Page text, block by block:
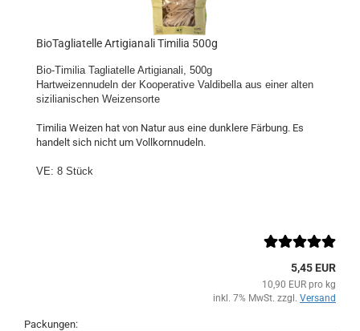
BioTagliatelle Artigianali Timilia 500g
Bio-Timilia Tagliatelle Artigianali, 500g
Hartweizennudeln der Kooperative Valdibella aus einer alten
sizilianischen Weizensorte
Timilia Weizen hat von Natur aus eine dunklere Färbung. Es
handelt sich nicht um Vollkornnudeln.
VE: 8 Stück
5,45 EUR
10,90 EUR pro kg
inkl. 7% MwSt. zzgl. Versand
Packungen: